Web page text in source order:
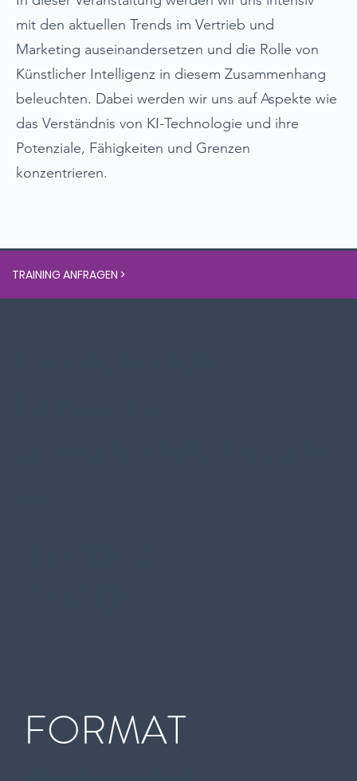
mit den aktuellen Trends im Vertrieb und
Marketing auseinandersetzen und die Rolle von
Künstlicher Intelligenz in diesem Zusammenhang
beleuchten. Dabei werden wir uns auf Aspekte wie
das Verständnis von KI-Technologie und ihre
Potenziale, Fähigkeiten und Grenzen
konzentrieren.
FORMAT
TRAINING ANFRAGEN >